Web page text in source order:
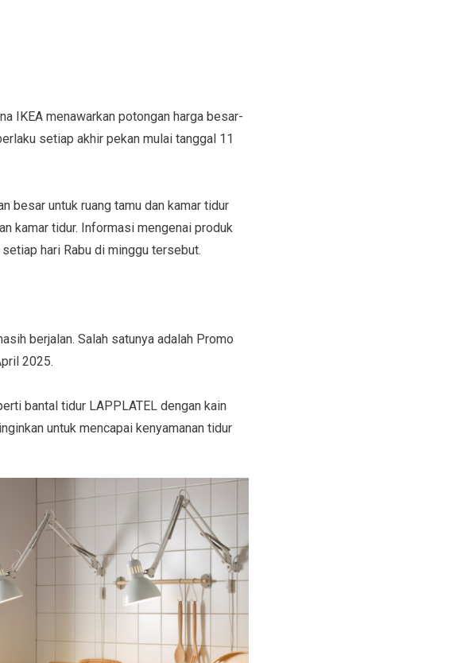
IKEA menawarkan potongan harga besar-
setiap akhir pekan mulai tanggal 11
besar untuk ruang tamu dan kamar tidur
kamar tidur. Informasi mengenai produk
hari Rabu di minggu tersebut.
berjalan. Salah satunya adalah Promo
2025.
bantal tidur LAPPLATEL dengan kain
untuk mencapai kenyamanan tidur